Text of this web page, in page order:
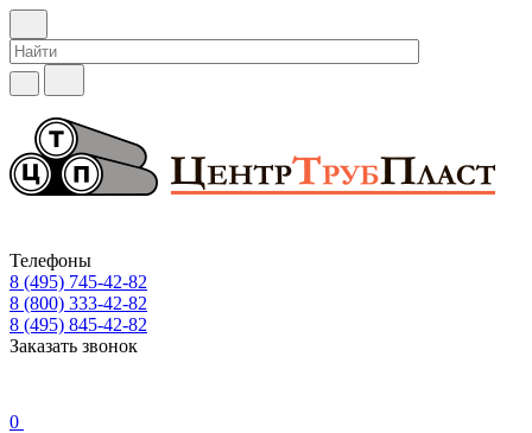
Телефоны
8 (495) 745-42-82
8 (800) 333-42-82
8 (495) 845-42-82
Заказать звонок
0